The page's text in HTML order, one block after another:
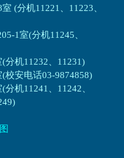
(分机11221、11223、
1室(分机11245、
分机11232、11231)
校安电话03-9874858)
机11241、11242、